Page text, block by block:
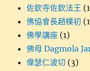
佐欽寺佐欽法王
佛協會長趙樸初
佛學講座 (1)
佛母 Dagmola
偉瑟仁波切 (3)